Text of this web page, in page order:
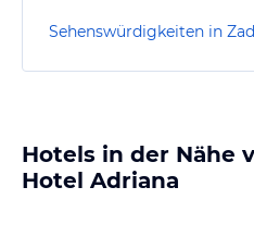
Sehenswürdigkeiten in
Hotels in der Nähe
Hotel Adriana